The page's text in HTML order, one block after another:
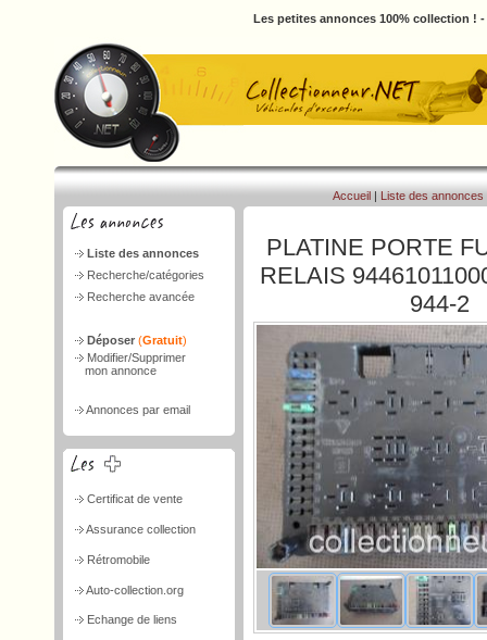
Les petites annonces 100% collection !
Liste des annonces
Recherche/catégories
Recherche avancée
Déposer (Gratuit)
Modifier/Supprimer
mon annonce
Annonces par email
Certificat de vente
Assurance collection
Rétromobile
Auto-collection.org
Echange de liens
Accueil | Liste des annonces
PLATINE PORTE
RELAIS
944-2